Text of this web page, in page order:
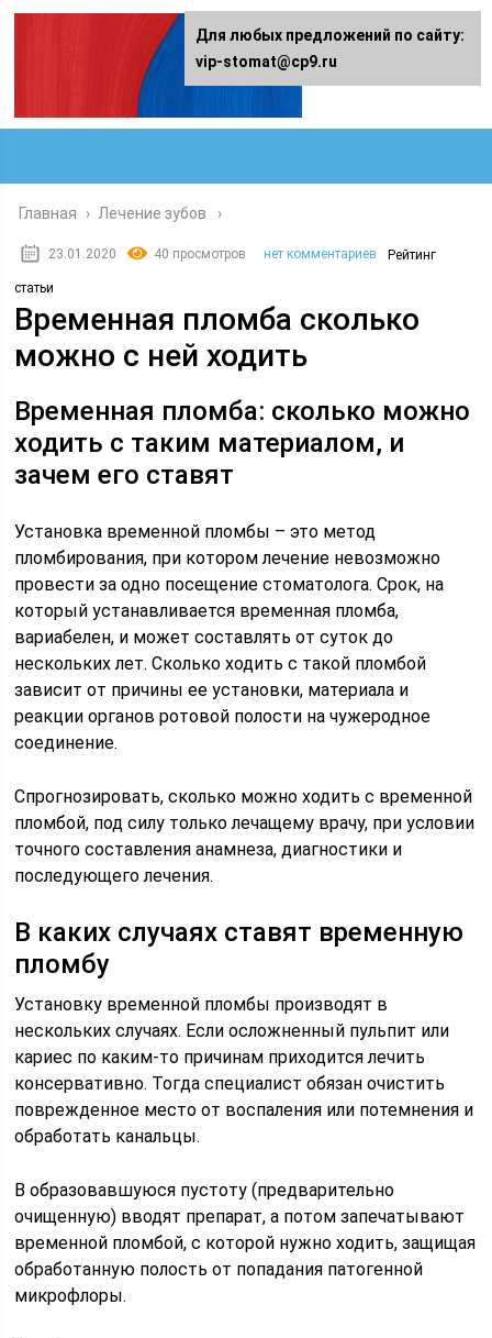
Главная › Лечение зубов
23.01.2020 40 просмотров нет комментариев Рейтинг
статьи
Временная пломба сколько
можно с ней ходить
Временная пломба: сколько можно
ходить с таким материалом, и
зачем его ставят
Установка временной пломбы – это метод
пломбирования, при котором лечение невозможно
провести за одно посещение стоматолога. Срок, на
который устанавливается временная пломба,
вариабелен, и может составлять от суток до
нескольких лет. Сколько ходить с такой пломбой
зависит от причины ее установки, материала и
реакции органов ротовой полости на чужеродное
соединение.
Спрогнозировать, сколько можно ходить с временной
пломбой, под силу только лечащему врачу, при условии
точного составления анамнеза, диагностики и
последующего лечения.
В каких случаях ставят временную
пломбу
Установку временной пломбы производят в
нескольких случаях. Если осложненный пульпит или
кариес по каким-то причинам приходится лечить
консервативно. Тогда специалист обязан очистить
поврежденное место от воспаления или потемнения и
обработать канальцы.
В образовавшуюся пустоту (предварительно
очищенную) вводят препарат, а потом запечатывают
временной пломбой, с которой нужно ходить, защищая
обработанную полость от попадания патогенной
микрофлоры.
Для любых предложений по сайту:
vip-stomat@cp9.ru